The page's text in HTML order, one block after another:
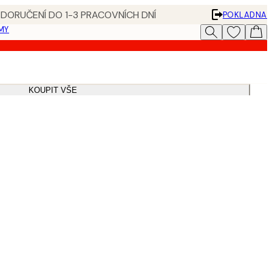
DO 1-3 PRACOVNÍCH DNÍ
POKLADNA
KOUPIT VŠE